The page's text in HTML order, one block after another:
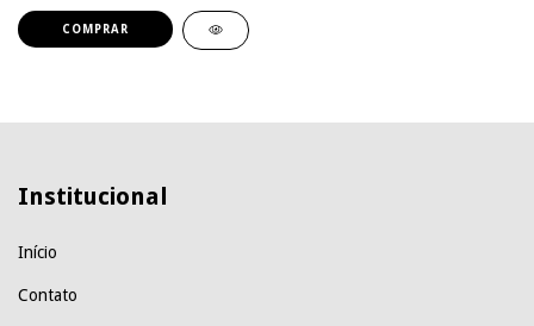
COMPRAR
Institucional
Início
Contato